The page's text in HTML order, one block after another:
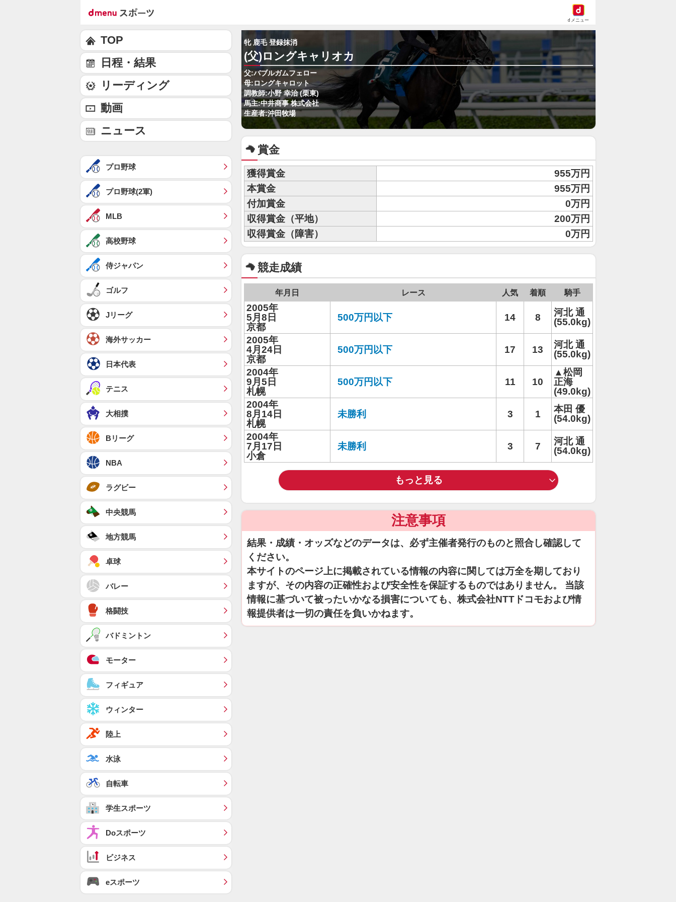
dメニュー
牝 鹿毛 登録抹消
(父)ロングキャリオカ
父:バブルガムフェロー
母:ロングキャロット
調教師:小野 幸治 (栗東)
馬主:中井商事 株式会社
生産者:沖田牧場
賞金
獲得賞金
955万円
本賞金
955万円
付加賞金
0万円
収得賞金（平地）
200万円
収得賞金（障害）
0万円
競走成績
年月日 レース 人気 着順 騎手
2005年
5月8日
京都
500万円以下 14 8
河北 通
(55.0kg)
2005年
4月24日
京都
500万円以下 17 13
河北 通
(55.0kg)
2004年
9月5日
札幌
500万円以下 11 10
▲松岡
正海
(49.0kg)
2004年
8月14日
札幌
未勝利 3 1
本田 優
(54.0kg)
2004年
7月17日
小倉
未勝利 3 7
河北 通
(54.0kg)
もっと見る
注意事項
結果・成績・オッズなどのデータは、必ず主催者発行のものと照合し確認して
ください。
本サイトのページ上に掲載されている情報の内容に関しては万全を期しており
ますが、その内容の正確性および安全性を保証するものではありません。 当該
情報に基づいて被ったいかなる損害についても、株式会社NTTドコモおよび情
報提供者は一切の責任を負いかねます。
TOP
日程・結果
リーディング
動画
ニュース
プロ野球
プロ野球(2軍)
MLB
高校野球
侍ジャパン
ゴルフ
Jリーグ
海外サッカー
日本代表
テニス
大相撲
Bリーグ
NBA
ラグビー
中央競馬
地方競馬
卓球
バレー
格闘技
バドミントン
モーター
フィギュア
ウィンター
陸上
水泳
自転車
学生スポーツ
Doスポーツ
ビジネス
eスポーツ